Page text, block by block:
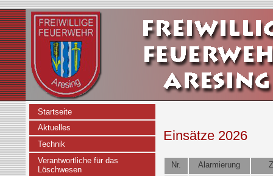
Startseite
Aktuelles
Technik
Verantwortliche für das
Löschwesen
Einsätze 2026
Nr. Alarmierung